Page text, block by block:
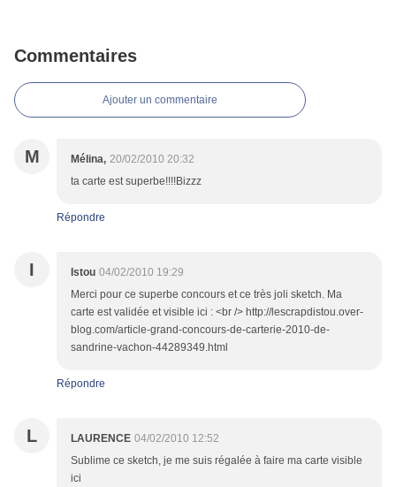
Commentaires
Ajouter un commentaire
M Mélina, 20/02/2010 20:32
ta carte est superbe!!!!Bizzz
Répondre
I Istou 04/02/2010 19:29
Merci pour ce superbe concours et ce très joli sketch. Ma
carte est validée et visible ici : <br /> http://lescrapdistou.over-
blog.com/article-grand-concours-de-carterie-2010-de-
sandrine-vachon-44289349.html
Répondre
L LAURENCE 04/02/2010 12:52
Sublime ce sketch, je me suis régalée à faire ma carte visible
ici